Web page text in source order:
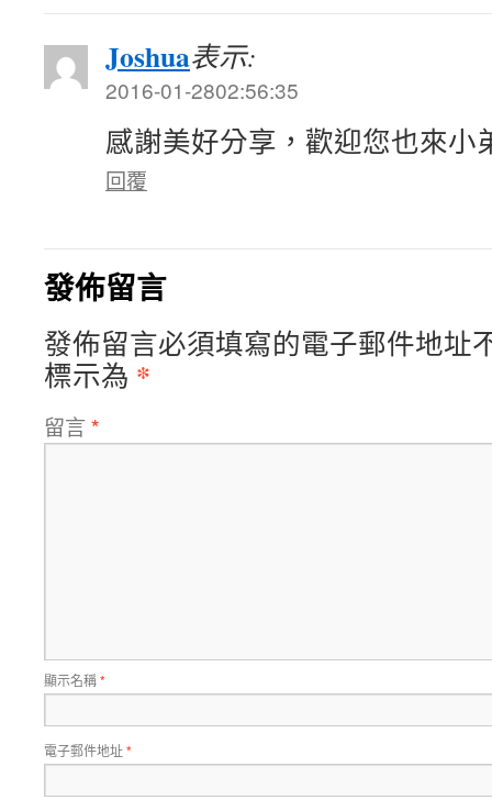
Joshua表示:
2016-01-2802:56:35
感謝美好分享，歡迎您也來小
回覆
發佈留言
發佈留言必須填寫的電子郵件地址
標示為 *
留言 *
顯示名稱*
電子郵件地址*